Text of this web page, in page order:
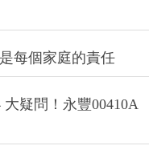
每個家庭的責任
疑問！永豐00410A